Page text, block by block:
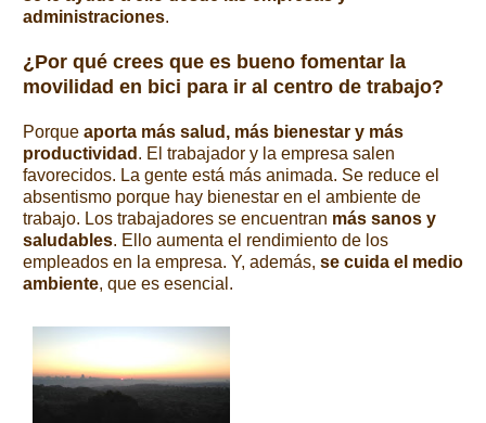
administraciones.
¿Por qué crees que es bueno fomentar la
movilidad en bici para ir al centro de trabajo?
Porque aporta más salud, más bienestar y más
productividad . El trabajador y la empresa salen
favorecidos. La gente está más animada. Se reduce el
absentismo porque hay bienestar en el ambiente de
trabajo. Los trabajadores se encuentran más sanos y
saludables. Ello aumenta el rendimiento de los
empleados en la empresa. Y, además, se cuida el medio
ambiente, que es esencial.